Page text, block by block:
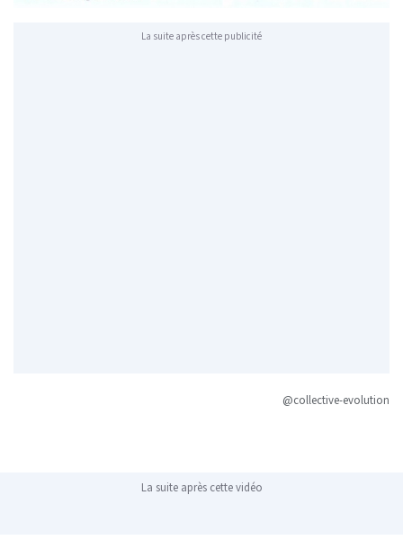
La suite après cette publicité
@collective-evolution
La suite après cette vidéo